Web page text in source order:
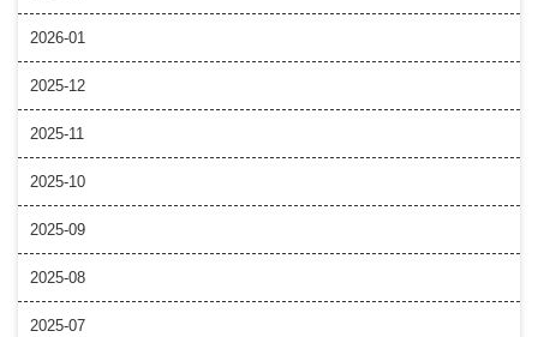
2026-01
2025-12
2025-11
2025-10
2025-09
2025-08
2025-07